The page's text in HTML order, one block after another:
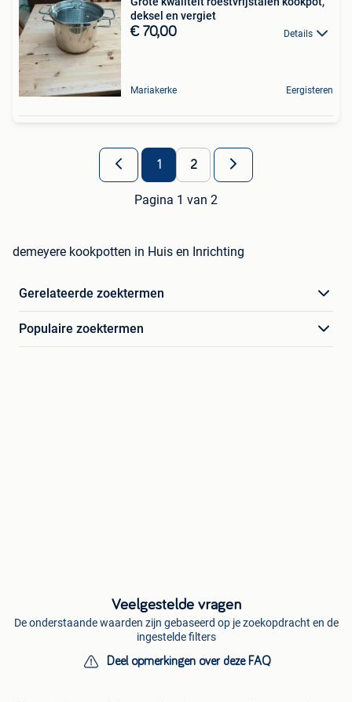
deksel en vergiet
€ 70,00 Details
Mariakerke Eergisteren
1 2
Pagina 1 van 2
demeyere kookpotten in Huis en Inrichting
Gerelateerde zoektermen
Populaire zoektermen
Veelgestelde vragen
De onderstaande waarden zijn gebaseerd op je zoekopdracht en de
ingestelde filters
Deel opmerkingen over deze FAQ